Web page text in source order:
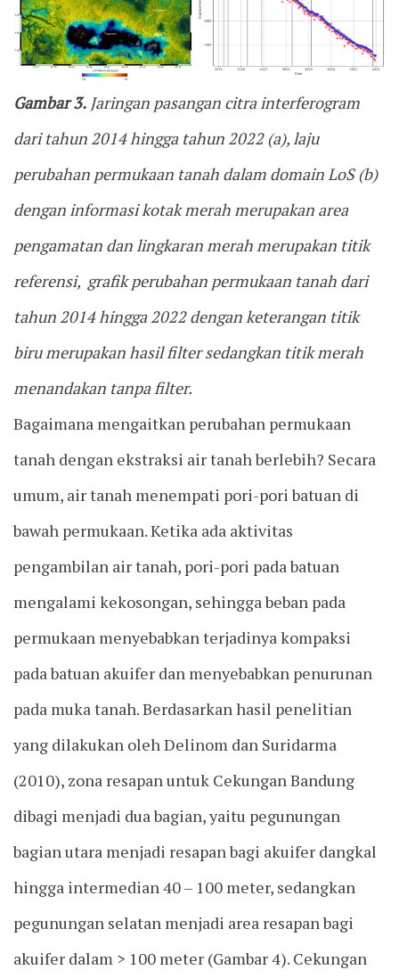
Gambar 3. Jaringan pasangan citra interferogram
dari tahun 2014 hingga tahun 2022 (a), laju
perubahan permukaan tanah dalam domain LoS (b)
dengan informasi kotak merah merupakan area
pengamatan dan lingkaran merah merupakan titik
referensi, grafik perubahan permukaan tanah dari
tahun 2014 hingga 2022 dengan keterangan titik
biru merupakan hasil filter sedangkan titik merah
menandakan tanpa filter.
Bagaimana mengaitkan perubahan permukaan
tanah dengan ekstraksi air tanah berlebih? Secara
umum, air tanah menempati pori-pori batuan di
bawah permukaan. Ketika ada aktivitas
pengambilan air tanah, pori-pori pada batuan
mengalami kekosongan, sehingga beban pada
permukaan menyebabkan terjadinya kompaksi
pada batuan akuifer dan menyebabkan penurunan
pada muka tanah. Berdasarkan hasil penelitian
yang dilakukan oleh Delinom dan Suridarma
(2010), zona resapan untuk Cekungan Bandung
dibagi menjadi dua bagian, yaitu pegunungan
bagian utara menjadi resapan bagi akuifer dangkal
hingga intermedian 40 – 100 meter, sedangkan
pegunungan selatan menjadi area resapan bagi
akuifer dalam > 100 meter (Gambar 4). Cekungan